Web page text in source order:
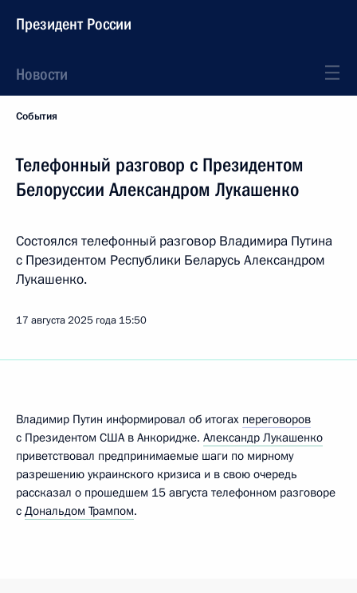
Президент России
Новости
События
Телефонный разговор с Президентом
Белоруссии Александром Лукашенко
Состоялся телефонный разговор Владимира Путина
с Президентом Республики Беларусь Александром
Лукашенко.
17 августа 2025 года 15:50
Владимир Путин информировал об итогах переговоров
с Президентом США в Анкоридже. Александр Лукашенко
приветствовал предпринимаемые шаги по мирному
разрешению украинского кризиса и в свою очередь
рассказал о прошедшем 15 августа телефонном разговоре
с Дональдом Трампом.